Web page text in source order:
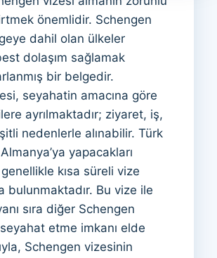
önemlidir. Schengen
dahil olan ülkeler
dolaşım sağlamak
bir belgedir.
seyahatin amacına göre
ayrılmaktadır; ziyaret, iş,
nedenlerle alınabilir. Türk
yapacakları
kısa süreli vize
bulunmaktadır. Bu vize ile
sıra diğer Schengen
etme imkanı elde
Schengen vizesinin